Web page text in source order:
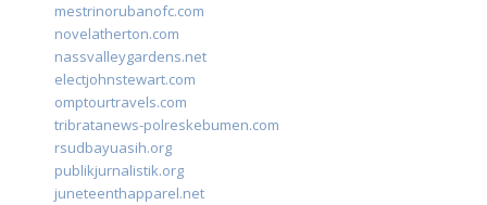
mestrinorubanofc.com
novelatherton.com
nassvalleygardens.net
electjohnstewart.com
omptourtravels.com
tribratanews-polreskebumen.com
rsudbayuasih.org
publikjurnalistik.org
juneteenthapparel.net